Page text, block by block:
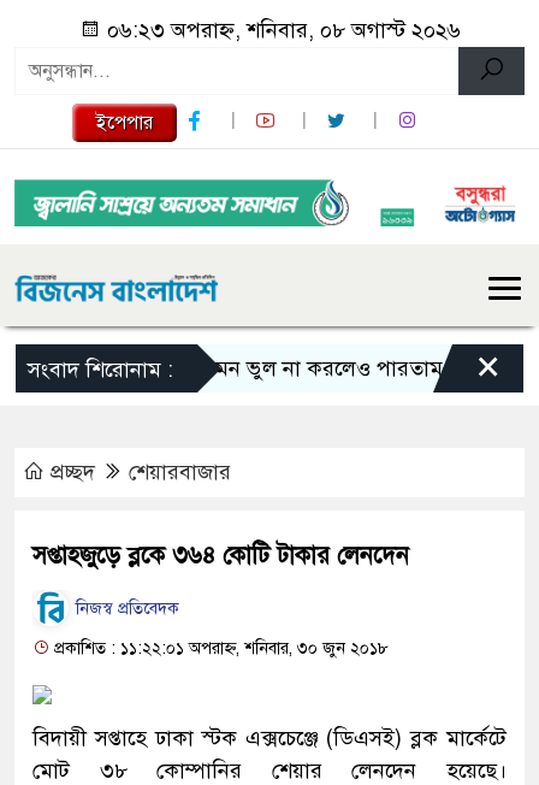
০৬:২৩ অপরাহ্ন, শনিবার, ০৮ অগাস্ট ২০২৬
ইপেপার
সংবাদ শিরোনাম :এমন ভুল না করলেও পারতাম : শাকিব খান
×
প্রচ্ছদ শেয়ারবাজার
সপ্তাহজুড়ে ব্লকে ৩৬৪ কোটি টাকার লেনদেন
নিজস্ব প্রতিবেদক
প্রকাশিত : ১১:২২:০১ অপরাহ্ন, শনিবার, ৩০ জুন ২০১৮
বিদায়ী সপ্তাহে ঢাকা স্টক এক্সচেঞ্জে (ডিএসই) ব্লক মার্কেটে
মোট ৩৮ কোম্পানির শেয়ার লেনদেন হয়েছে।